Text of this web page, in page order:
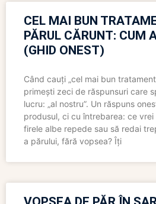
CEL MAI BUN
PĂRUL CĂRUNT: CUM
(GHID ONEST)
Când cauți „cel mai bun
primești zeci de răspunsuri care
lucru: „al nostru”. Un răspuns
produsul, ci cu întrebarea: ce
firele albe repede sau să redai
a părului, fără vopsea? Îți